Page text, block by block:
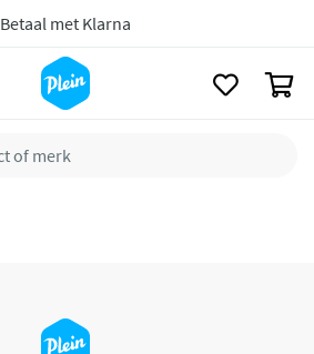
Betaal met Klarna